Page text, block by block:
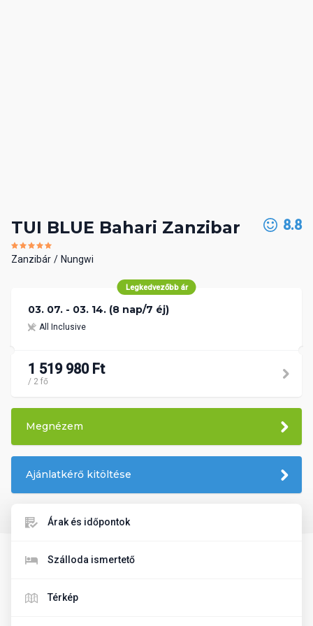
TUI BLUE Bahari Zanzibar
Zanzibár Nungwi
8.8
Legkedvezőbb ár
03. 07. - 03. 14. (8 nap/7 éj)
All Inclusive
1 519 980 Ft
/ 2 fő
Megnézem
Ajánlatkérő kitöltése
Árak és időpontok
Szálloda ismertető
Térkép